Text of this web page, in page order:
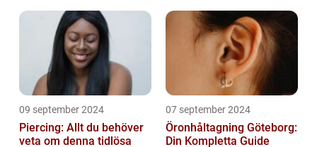
09 september 2024
Piercing: Allt du behöver
veta om denna tidlösa
07 september 2024
Öronhåltagning Göteborg:
Din Kompletta Guide